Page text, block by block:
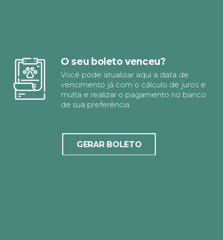
O seu boleto venceu?
Você pode atualizar aqui a data de
vencimento já com o cálculo de juros e
multa e realizar o pagamento no banco
de sua preferência.
GERAR BOLETO